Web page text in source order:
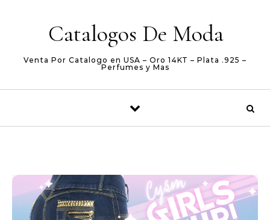
Catalogos De Moda
Venta Por Catalogo en USA – Oro 14KT – Plata .925 –
Perfumes y Mas